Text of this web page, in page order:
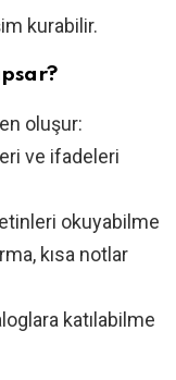
kurabilir.
oluşur:
ve ifadeleri
okuyabilme
kısa notlar
katılabilme